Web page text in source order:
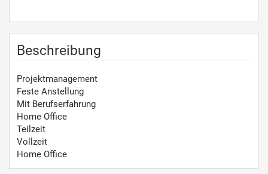
Beschreibung
Projektmanagement
Feste Anstellung
Mit Berufserfahrung
Home Office
Teilzeit
Vollzeit
Home Office